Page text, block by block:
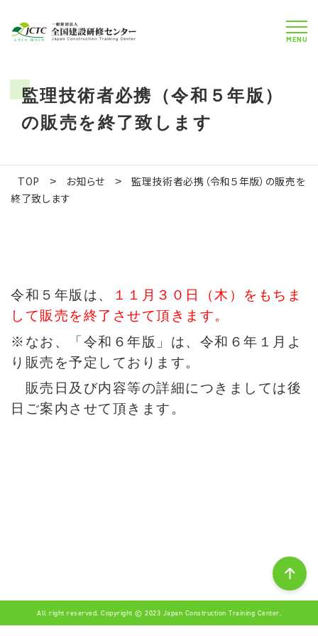
MENU
監理技術者必携（令和５年版）
の販売を終了致します
TOP > お知らせ >
監理技術者必携（令和５年版）の販売を
終了致します
令和５年版は、
１１月３０日（木）をもちま
して販売を終了させて頂きます。
※なお、「令和６年版」は、令和６年１月よ
り販売を予定しております。
販売日及び内容等の詳細につきましては後
日ご案内させて頂きます。
All right reserved. Copyright © 2023 Japan Construction Training Center.